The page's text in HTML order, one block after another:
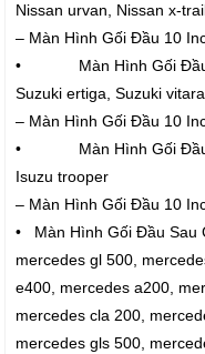
Nissan urvan, Nissan x-
– Màn Hình Gối Đầu 10
• Màn Hình Gối Đầu
Suzuki ertiga, Suzuki vitara
– Màn Hình Gối Đầu 10
• Màn Hình Gối Đầu
Isuzu trooper
– Màn Hình Gối Đầu 10
• Màn Hình Gối Đầu Sau
mercedes gl 500,
e400, mercedes a200,
mercedes cla 200,
mercedes gls 500,